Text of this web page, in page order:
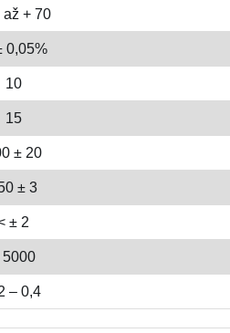
až + 70
0,05%
10
15
± 20
± 3
± 2
5000
– 0,4